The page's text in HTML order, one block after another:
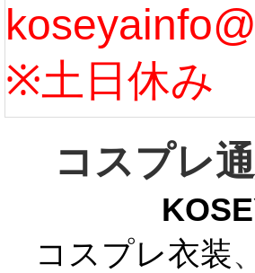
※土日休み
コスプレ
コスプレ衣装